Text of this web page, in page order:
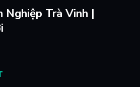
Nghiệp Trà Vinh |